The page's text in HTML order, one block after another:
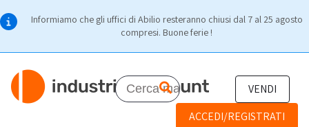
Informiamo che gli uffici di Abilio resteranno chiusi dal 7 al 25 agosto
compresi. Buone ferie !
VENDI
ACCEDI/REGISTRATI